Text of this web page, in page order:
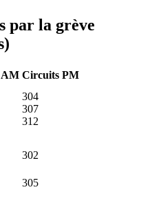
par la grève
AM Circuits PM
304
307
312
302
305